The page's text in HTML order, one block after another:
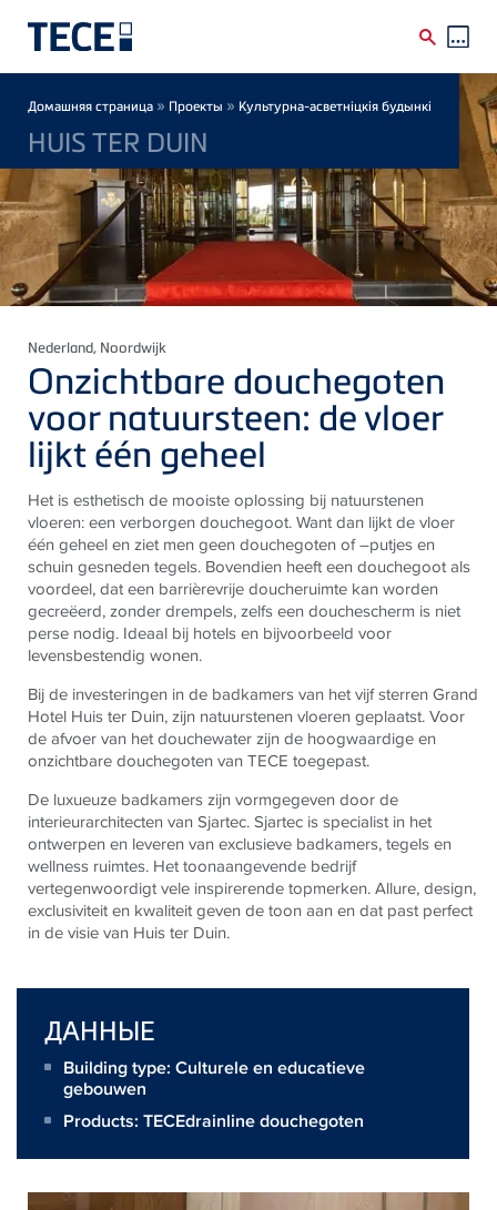
Breadcrumb
Домашняя страница » Проекты » Культурна-асветніцкія будынкі
HUIS TER DUIN
Nederland, Noordwijk
Onzichtbare douchegoten
voor natuursteen: de vloer
lijkt één geheel
Het is esthetisch de mooiste oplossing bij natuurstenen
vloeren: een verborgen douchegoot. Want dan lijkt de vloer
één geheel en ziet men geen douchegoten of –putjes en
schuin gesneden tegels. Bovendien heeft een douchegoot als
voordeel, dat een barrièrevrije doucheruimte kan worden
gecreëerd, zonder drempels, zelfs een douchescherm is niet
perse nodig. Ideaal bij hotels en bijvoorbeeld voor
levensbestendig wonen.
Bij de investeringen in de badkamers van het vijf sterren Grand
Hotel Huis ter Duin, zijn natuurstenen vloeren geplaatst. Voor
de afvoer van het douchewater zijn de hoogwaardige en
onzichtbare douchegoten vanTECE toegepast.
De luxueuze badkamers zijn vormgegeven door de
interieurarchitecten van Sjartec. Sjartec is specialist in het
ontwerpen en leveren van exclusieve badkamers, tegels en
wellness ruimtes. Het toonaangevende bedrijf
vertegenwoordigt vele inspirerende topmerken. Allure, design,
exclusiviteit en kwaliteit geven de toon aan en dat past perfect
in de visie van Huis ter Duin.
ДАННЫЕ
Building type: Culturele en educatieve
gebouwen
Products: TECEdrainline douchegoten